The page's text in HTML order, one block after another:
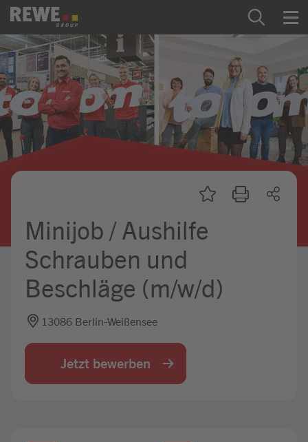
Zum Inhalt springen
Startseite
REWE Group als Arbeitgeber
Ausbildung & Studium
Praktikum & Werkstudium
Mein Kandidat:innenprofil
Jobbörse
Minijob / Aushilfe
Schrauben und
Beschläge (m/w/d)
13086 Berlin-Weißensee
Jetzt bewerben